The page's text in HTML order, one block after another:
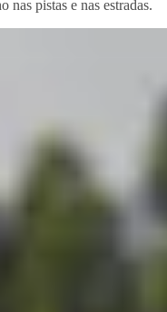
nas pistas e nas estradas.